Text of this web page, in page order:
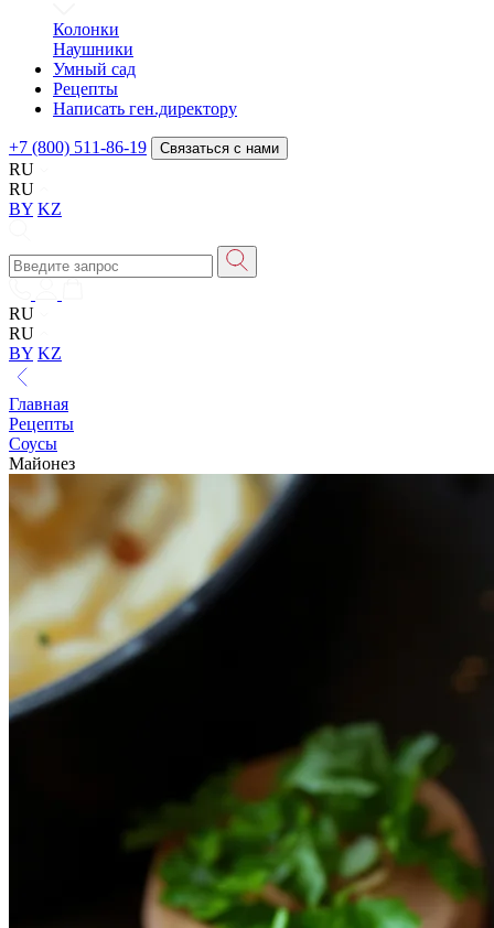
Колонки
Наушники
Умный сад
Рецепты
Написать ген.директору
+7 (800) 511-86-19 Связаться с нами
RU
RU
BY KZ
RU
RU
BY KZ
Главная
Рецепты
Соусы
Майонез